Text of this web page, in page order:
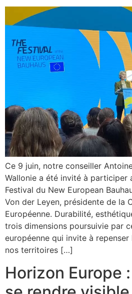
Ce 9 juin, notre conseiller
Wallonie a été invité à participer
Festival du New European
Von der Leyen, présidente de la
Européenne. Durabilité,
trois dimensions poursuivie par
européenne qui invite à
nos territoires […]
Horizon Europe